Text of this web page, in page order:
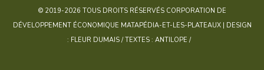
© 2019-2026 TOUS DROITS RÉSERVÉS CORPORATION DE
DÉVELOPPEMENT ÉCONOMIQUE MATAPÉDIA-ET-LES-PLATEAUX | DESIGN
: FLEUR DUMAIS / TEXTES : ANTILOPE /